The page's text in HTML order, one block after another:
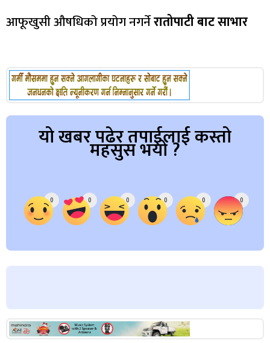
आफूखुसी औषधिको प्रयोग नगर्नेरातोपाटी बाट साभार
यो खबर पढेर तपाईलाई कस्तो
महसुस भयो ?
0 0 0 0 0 0